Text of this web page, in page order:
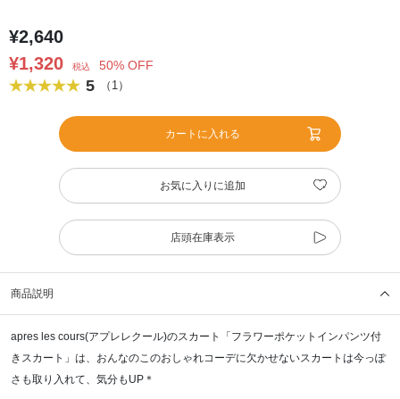
¥2,640
¥1,320
税込 50% OFF
5 （1）
カートに入れる
お気に入りに追加
店頭在庫表示
商品説明
apres les cours(アプレレクール)のスカート「フラワーポケットインパンツ付
きスカート」は、おんなのこのおしゃれコーデに欠かせないスカートは今っぽ
さも取り入れて、気分もUP＊